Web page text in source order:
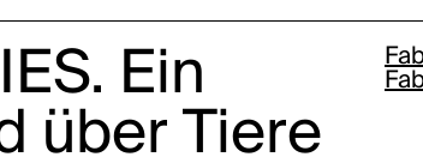
Ein
über Tiere